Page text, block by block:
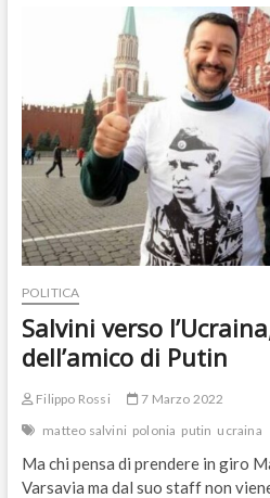
Polonia
contestare
Salvini
ci
sono
i
nazionalisti
POLITICA
Salvini verso
dell’amico di Putin
Filippo Rossi
7 Marzo 2022
matteo salvini polonia putin ucraina
Ma chi pensa di prendere in giro
Varsavia ma dal suo staff non